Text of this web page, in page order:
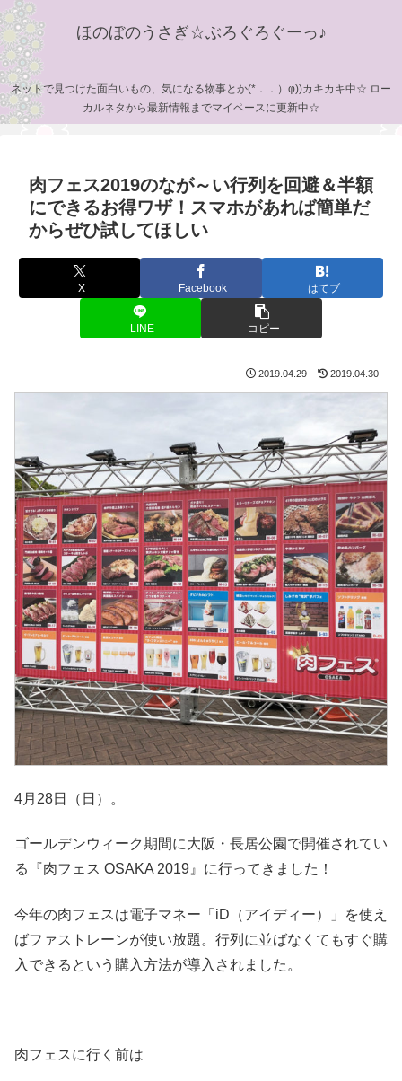
ほのぼのうさぎ☆ぶろぐろぐーっ♪
ネットで見つけた面白いもの、気になる物事とか(*．．）φ))カキカキ中☆ ロー
カルネタから最新情報までマイペースに更新中☆
肉フェス2019のなが～い行列を回避＆半額
にできるお得ワザ！スマホがあれば簡単だ
からぜひ試してほしい
X Facebook はてブ
LINE コピー
2019.04.29 2019.04.30
4月28日（日）。
ゴールデンウィーク期間に大阪・長居公園で開催されてい
る『肉フェス OSAKA 2019』に行ってきました！
今年の肉フェスは電子マネー「iD（アイディー）」を使え
ばファストレーンが使い放題。行列に並ばなくてもすぐ購
入できるという購入方法が導入されました。
肉フェスに行く前は